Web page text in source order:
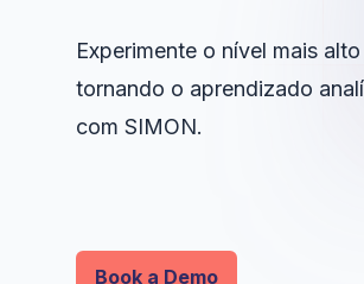
Experimente o nível mais
tornando o aprendizado
com SIMON.
Book a Demo